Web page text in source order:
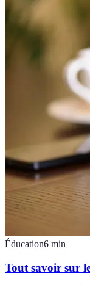
Éducation6 min
Tout savoir sur